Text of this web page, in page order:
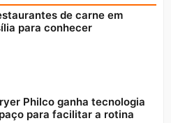
de carne em
para conhecer
Philco ganha tecnologia
para facilitar a rotina